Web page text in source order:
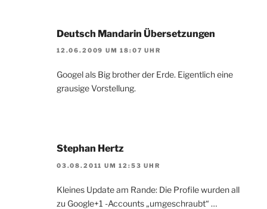
Deutsch Mandarin Übersetzungen
12.06.2009 UM 18:07 UHR
Googel als Big brother der Erde. Eigentlich eine
grausige Vorstellung.
Stephan Hertz
03.08.2011 UM 12:53 UHR
Kleines Update am Rande: Die Profile wurden all
zu Google+1 -Accounts „umgeschraubt“ …